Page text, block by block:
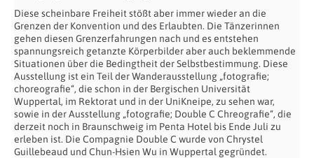
Diese scheinbare Freiheit stößt aber immer wieder an die
Grenzen der Konvention und des Erlaubten. Die Tänzerinnen
gehen diesen Grenzerfahrungen nach und es entstehen
spannungsreich getanzte Körperbilder aber auch beklemmende
Situationen über die Bedingtheit der Selbstbestimmung. Diese
Ausstellung ist ein Teil der Wanderausstellung „fotografie;
choreografie“, die schon in der Bergischen Universität
Wuppertal, im Rektorat und in der UniKneipe, zu sehen war,
sowie in der Ausstellung „fotografie; Double C Chreografie“, die
derzeit noch in Braunschweig im Penta Hotel bis Ende Juli zu
erleben ist. Die Compagnie Double C wurde von Chrystel
Guillebeaud und Chun-Hsien Wu in Wuppertal gegründet.